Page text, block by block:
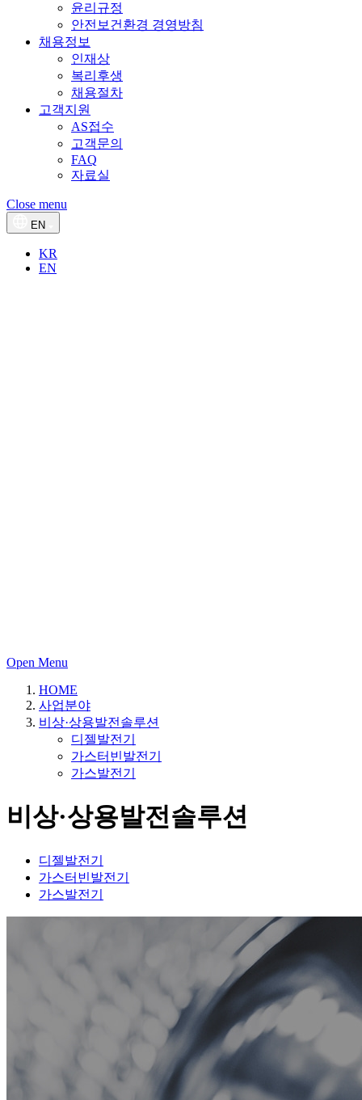
윤리규정
안전보건환경 경영방침
채용정보
인재상
복리후생
채용절차
고객지원
AS접수
고객문의
FAQ
자료실
Close menu
EN
KR
EN
Open Menu
HOME
사업분야
비상·상용발전솔루션
디젤발전기
가스터빈발전기
가스발전기
비상·상용발전솔루션
디젤발전기
가스터빈발전기
가스발전기